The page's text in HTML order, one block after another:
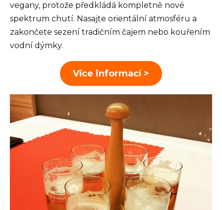
vegany, protože předkládá kompletně nové
spektrum chutí. Nasajte orientální atmosféru a
zakončete sezení tradičním čajem nebo kouřením
vodní dýmky.
Více informací >